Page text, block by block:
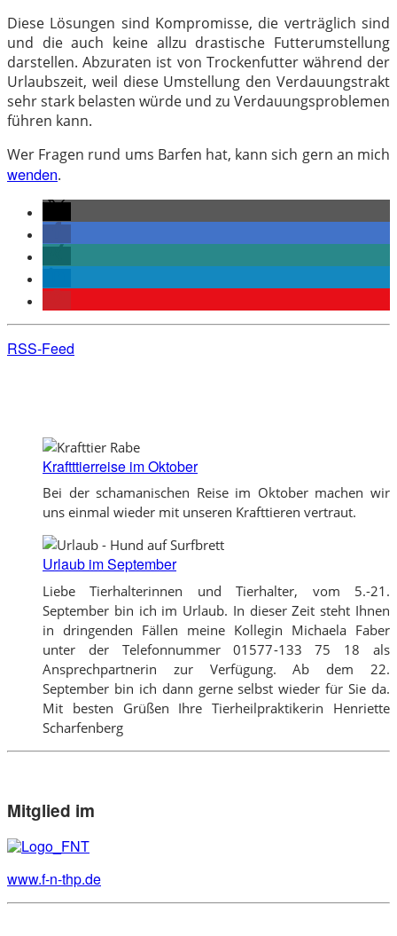
Diese Lösungen sind Kompromisse, die verträglich sind
und die auch keine allzu drastische Futterumstellung
darstellen. Abzuraten ist von Trockenfutter während der
Urlaubszeit, weil diese Umstellung den Verdauungstrakt
sehr stark belasten würde und zu Verdauungsproblemen
führen kann.
Wer Fragen rund ums Barfen hat, kann sich gern an mich
wenden.
RSS-Feed
Kraftttierreise im Oktober
Bei der schamanischen Reise im Oktober machen wir
uns einmal wieder mit unseren Krafttieren vertraut.
Urlaub im September
Liebe Tierhalterinnen und Tierhalter, vom 5.-21.
September bin ich im Urlaub. In dieser Zeit steht Ihnen
in dringenden Fällen meine Kollegin Michaela Faber
unter der Telefonnummer 01577-133 75 18 als
Ansprechpartnerin zur Verfügung. Ab dem 22.
September bin ich dann gerne selbst wieder für Sie da.
Mit besten Grüßen Ihre Tierheilpraktikerin Henriette
Scharfenberg
Mitglied im
www.f-n-thp.de